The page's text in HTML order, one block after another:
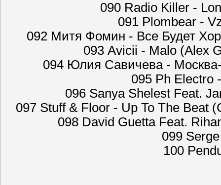
090 Radio Killer -
091 Plombear -
092 Митя Фомин - Все Будет
093 Avicii - Malo (Alex
094 Юлия Савичева -
095 Ph Electro
096 Sanya Shelest Feat.
097 Stuff & Floor - Up To The Beat
098 David Guetta Feat.
099
100